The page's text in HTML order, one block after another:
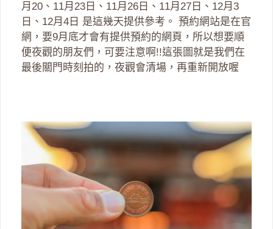
月20、11月23日、11月26日、11月27日、12月3
日、12月4日 是這幾天提供參考。 預約網站是在官
網，要9月底才會有提供預約的網頁，所以想要順
便夜觀的朋友們，可要注意啊!!這張圖就是我們在
最後關門時刻拍的，夜觀會清場，再重新開放喔